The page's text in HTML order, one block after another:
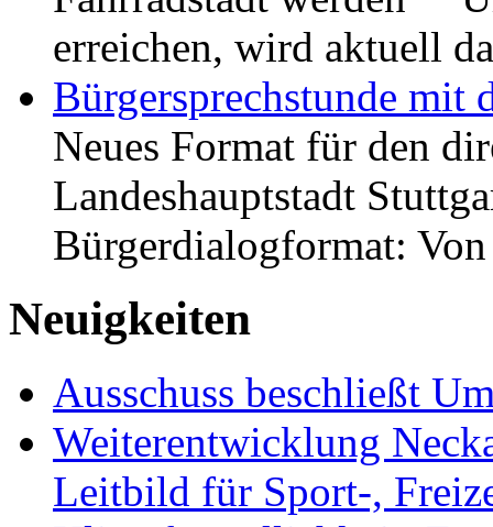
erreichen, wird aktuell
Bürgersprechstunde mit
Neues Format für den
Landeshauptstadt
Bürgerdialogformat:
Neuigkeiten
Ausschuss beschließt
Weiterentwicklung
Leitbild für Sport-,